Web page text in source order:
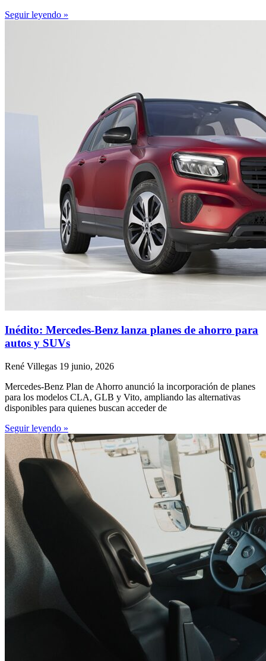
Seguir leyendo »
Inédito: Mercedes-Benz lanza planes de ahorro para
autos y SUVs
René Villegas 19 junio, 2026
Mercedes-Benz Plan de Ahorro anunció la incorporación de planes
para los modelos CLA, GLB y Vito, ampliando las alternativas
disponibles para quienes buscan acceder de
Seguir leyendo »